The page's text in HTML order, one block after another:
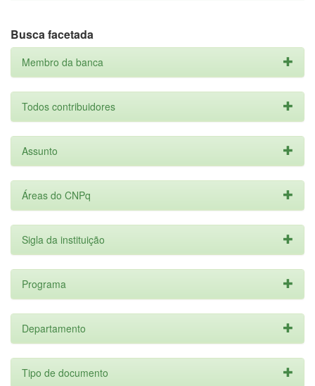
Busca facetada
Membro da banca
Todos contribuidores
Assunto
Áreas do CNPq
Sigla da instituição
Programa
Departamento
Tipo de documento